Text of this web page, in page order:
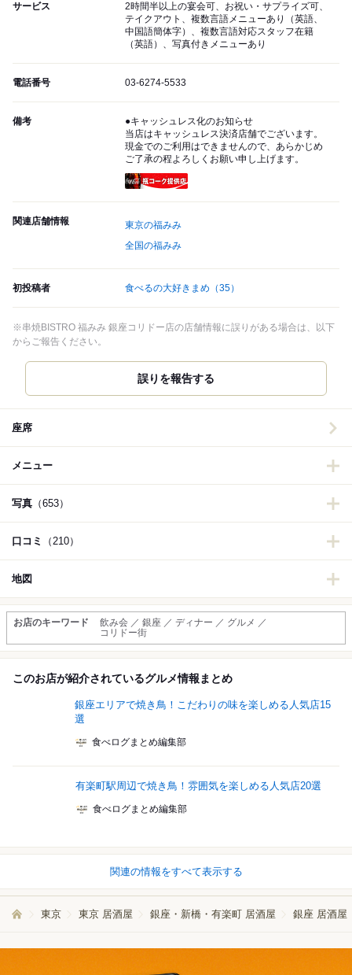
サービス
2時間半以上の宴会可、お祝い・サプライズ可、
テイクアウト、複数言語メニューあり（英語、
中国語簡体字）、複数言語対応スタッフ在籍
（英語）、写真付きメニューあり
電話番号 03-6274-5533
備考
●キャッシュレス化のお知らせ
当店はキャッシュレス決済店舗でございます。
現金でのご利用はできませんので、あらかじめ
ご了承の程よろしくお願い申し上げます。
関連店舗情報
東京の福みみ
全国の福みみ
初投稿者 食べるの大好きまめ （35）
※串焼BISTRO 福みみ 銀座コリドー店の店舗情報に誤りがある場合は、以下
からご報告ください。
誤りを報告する
座席
メニュー
写真 （653）
口コミ （210）
地図
お店のキーワード
飲み会 ／ 銀座 ／ ディナー ／ グルメ ／
コリドー街
このお店が紹介されているグルメ情報まとめ
銀座エリアで焼き鳥！こだわりの味を楽しめる人気店15
選
食べログまとめ編集部
有楽町駅周辺で焼き鳥！雰囲気を楽しめる人気店20選
食べログまとめ編集部
関連の情報をすべて表示する
東京 東京 居酒屋 銀座・新橋・有楽町 居酒屋 銀座 居酒屋